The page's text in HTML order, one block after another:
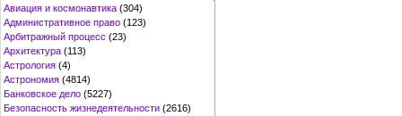
Авиация и космонавтика (304)
Административное право (123)
Арбитражный процесс (23)
Архитектура (113)
Астрология (4)
Астрономия (4814)
Банковское дело (5227)
Безопасность жизнедеятельности (2616)